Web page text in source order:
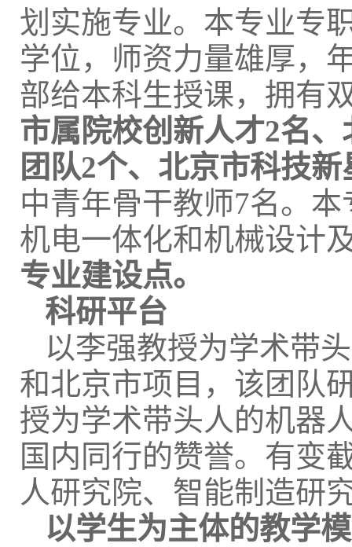
划实施专业。本专业专
学位，师资力量雄厚，
部给本科生授课，拥有
市属院校创新人才2名、
团队2个、北京市科技新
中青年骨干教师7名。
机电一体化和机械设计
专业建设点。
科研平台
以李强教授为学术带
和北京市项目，该团队
授为学术带头人的机器
国内同行的赞誉。有变
人研究院、智能制造研
以学生为主体的教学